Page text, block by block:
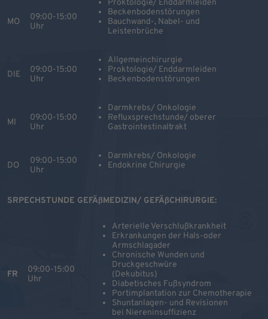
MO
09:00-15:00
Uhr
Proktologie/ Enddarmleiden
Beckenbodenstörungen
Bauchwand-, Nabel- und
Leistenbrüche
DIE
09:00-15:00
Uhr
Allgemeinchirurgie
Proktologie/ Enddarmleiden
Beckenbodenstörungen
MI
09:00-15:00
Uhr
Darmkrebs/ Onkologie
Refluxsprechstunde/ oberer
Gastrointestinaltrakt
DO
09:00-15:00
Uhr
Darmkrebs/ Onkologie
Endokrine Chirurgie
SRPECHSTUNDE GEFÄßMEDIZIN/ GEFÄßCHIRURGIE:
FR
09:00-15:00
Uhr
Arterielle Verschlußkrankheit
Erkrankungen der Hals-oder
Armschlagader
Chronische Wunden und
Druckgeschwüre
(Dekubitus)
Diabetisches Fußsyndrom
Portimplantation zur Chemotherapie
Shuntanlagen- und Revisionen
bei Niereninsuffizienz